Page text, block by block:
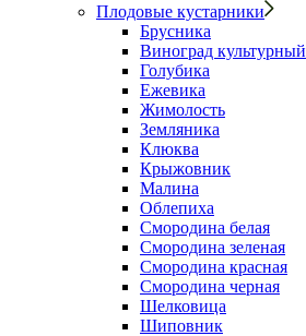
Плодовые кустарники
Брусника
Виноград культурный
Голубика
Ежевика
Жимолость
Земляника
Клюква
Крыжовник
Малина
Облепиха
Смородина белая
Смородина зеленая
Смородина красная
Смородина черная
Шелковица
Шиповник